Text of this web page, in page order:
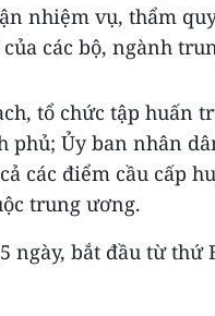
nhiệm vụ, thẩm
các bộ, ngành
tổ chức tập huấn
phủ; Ủy ban nhân
các điểm cầu cấp
trung ương.
ngày, bắt đầu từ thứ